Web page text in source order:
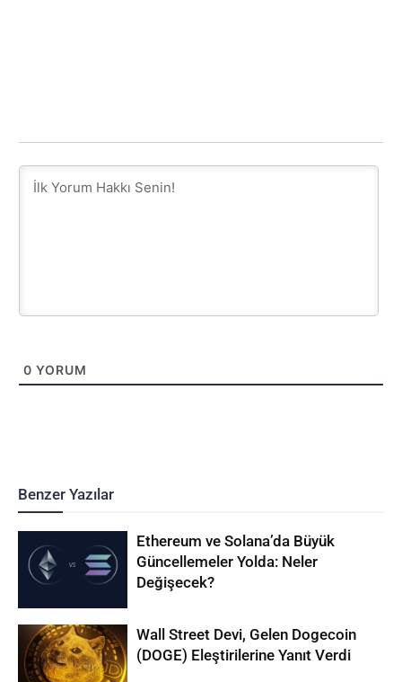
0 YORUM
Benzer Yazılar
Ethereum ve Solana’da Büyük
Güncellemeler Yolda: Neler
Değişecek?
Wall Street Devi, Gelen Dogecoin
(DOGE) Eleştirilerine Yanıt Verdi